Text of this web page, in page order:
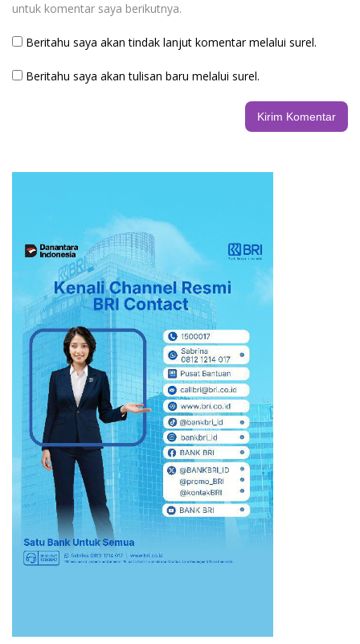
untuk komentar saya berikutnya.
Beritahu saya akan tindak lanjut komentar melalui surel.
Beritahu saya akan tulisan baru melalui surel.